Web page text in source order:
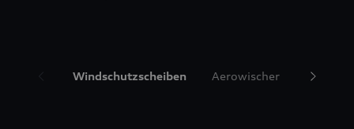
Windschutzscheiben Aerowischer